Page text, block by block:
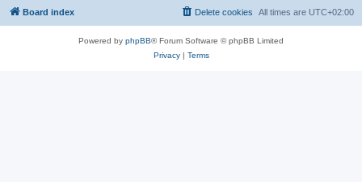
Board index All times are UTC+02:00
Delete cookies
Powered by phpBB® Forum Software © phpBB Limited
Privacy| Terms